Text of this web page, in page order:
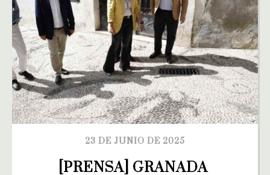
23 DE JUNIO DE 2025
[PRENSA] GRANADA